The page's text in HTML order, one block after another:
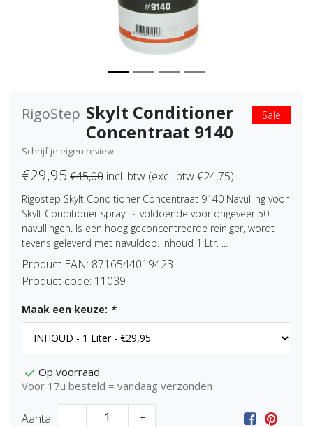
RigoStep Skylt Conditioner
Concentraat 9140
Sale
Schrijf je eigen review
€29,95 €45,00 incl. btw (excl. btw €24,75)
Rigostep Skylt Conditioner Concentraat 9140 Navulling voor
Skylt Conditioner spray. Is voldoende voor ongeveer 50
navullingen. Is een hoog geconcentreerde reiniger, wordt
tevens geleverd met navuldop. Inhoud 1 Ltr. ...
Product EAN: 8716544019423
Product code: 11039
Maak een keuze: *
Op voorraad
Voor 17u besteld = vandaag verzonden
Aantal - +